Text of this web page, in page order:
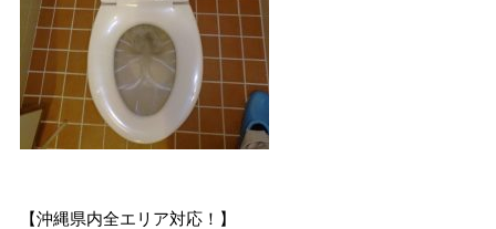
【沖縄県内全エリア対応！】